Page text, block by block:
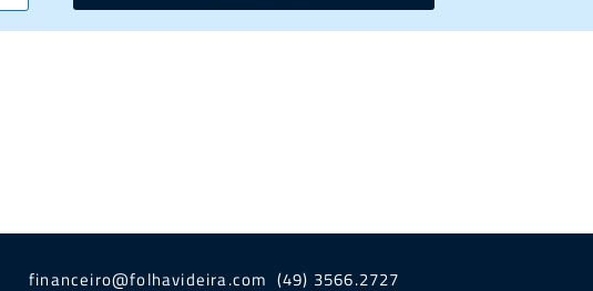
financeiro@folhavideira.com (49) 3566.2727